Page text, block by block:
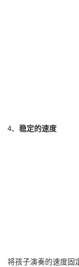
4、 稳定的速度
将孩子演奏的速度固